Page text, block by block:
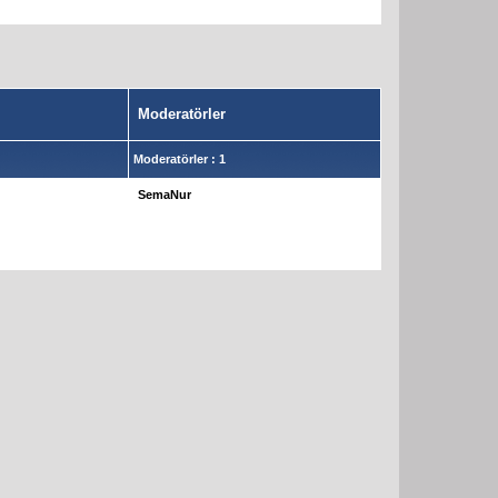
Moderatörler
Moderatörler : 1
SemaNur